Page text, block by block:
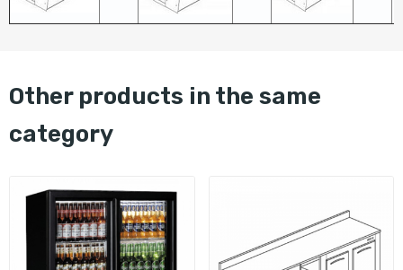
other products in the same
category